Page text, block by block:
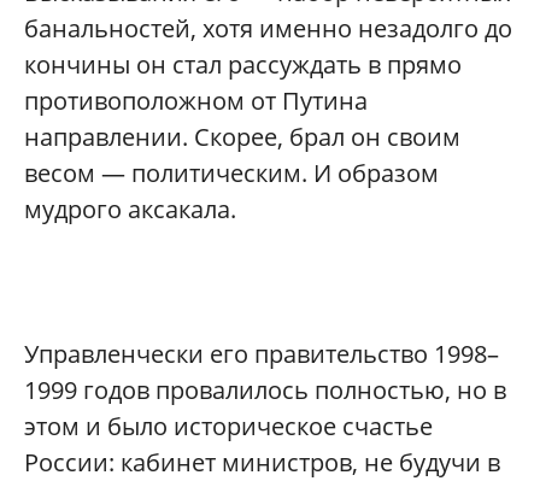
банальностей, хотя именно незадолго до
кончины он стал рассуждать в прямо
противоположном от Путина
направлении. Скорее, брал он своим
весом — политическим. И образом
мудрого аксакала.
Управленчески его правительство 1998–
1999 годов провалилось полностью, но в
этом и было историческое счастье
России: кабинет министров, не будучи в